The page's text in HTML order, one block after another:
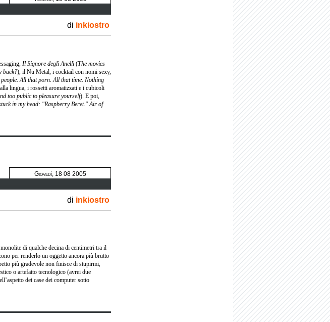
di inkiostro
Il Signore degli Anelli (The movies
back?), il Nu Metal, i cocktail con nomi sexy,
All that porn. All that time. Nothing
lingua, i rossetti aromatizzati e i cubicoli
too public to pleasure yourself). E poi,
in my head: "Raspberry Beret." Air of
Giovedì, 18 08 2005
di inkiostro
di qualche decina di centimetri tra il
per renderlo un oggetto ancora più brutto
più gradevole non finisce di stupirmi,
o artefatto tecnologico (avrei due
dei case dei computer sotto